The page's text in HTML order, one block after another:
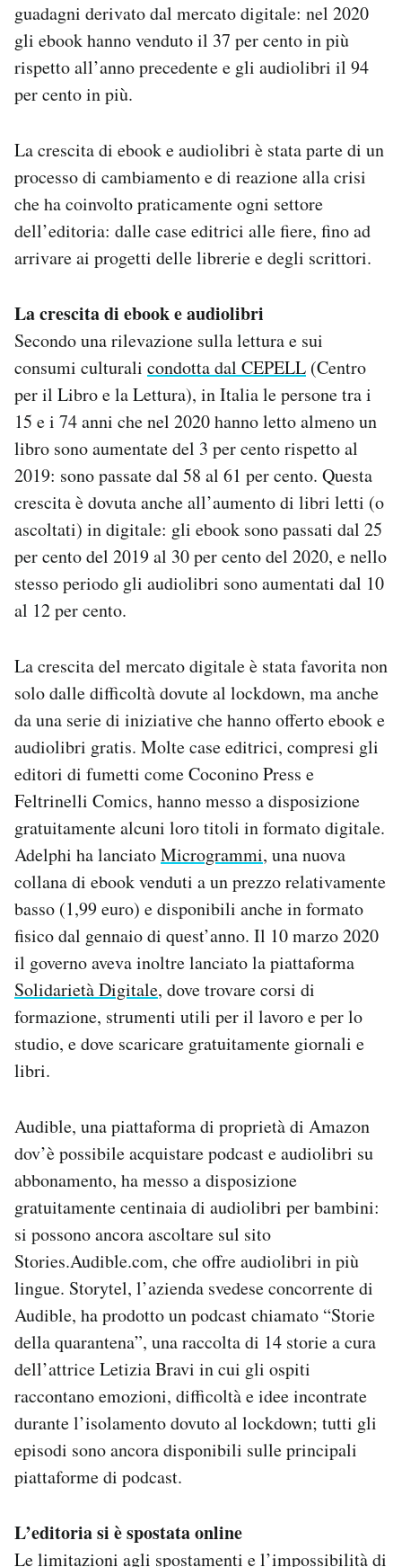
guadagni derivato dal mercato digitale: nel 2020
gli ebook hanno venduto il 37 per cento in più
rispetto all’anno precedente e gli audiolibri il 94
per cento in più.
La crescita di ebook e audiolibri è stata parte di un
processo di cambiamento e di reazione alla crisi
che ha coinvolto praticamente ogni settore
dell’editoria: dalle case editrici alle fiere, fino ad
arrivare ai progetti delle librerie e degli scrittori.
La crescita di ebook e audiolibri
Secondo una rilevazione sulla lettura e sui
consumi culturali condotta dal CEPELL (Centro
per il Libro e la Lettura), in Italia le persone tra i
15 e i 74 anni che nel 2020 hanno letto almeno un
libro sono aumentate del 3 per cento rispetto al
2019: sono passate dal 58 al 61 per cento. Questa
crescita è dovuta anche all’aumento di libri letti (o
ascoltati) in digitale: gli ebook sono passati dal 25
per cento del 2019 al 30 per cento del 2020, e nello
stesso periodo gli audiolibri sono aumentati dal 10
al 12 per cento.
La crescita del mercato digitale è stata favorita non
solo dalle difficoltà dovute al lockdown, ma anche
da una serie di iniziative che hanno offerto ebook e
audiolibri gratis. Molte case editrici, compresi gli
editori di fumetti come Coconino Press e
Feltrinelli Comics, hanno messo a disposizione
gratuitamente alcuni loro titoli in formato digitale.
Adelphi ha lanciatoMicrogrammi, una nuova
collana di ebook venduti a un prezzo relativamente
basso (1,99 euro) e disponibili anche in formato
fisico dal gennaio di quest’anno. Il 10 marzo 2020
il governo aveva inoltre lanciato la piattaforma
Solidarietà Digitale, dove trovare corsi di
formazione, strumenti utili per il lavoro e per lo
studio, e dove scaricare gratuitamente giornali e
libri.
Audible, una piattaforma di proprietà di Amazon
dov’è possibile acquistare podcast e audiolibri su
abbonamento, ha messo a disposizione
gratuitamente centinaia di audiolibri per bambini:
si possono ancora ascoltare sul sito
Stories.Audible.com, che offre audiolibri in più
lingue. Storytel, l’azienda svedese concorrente di
Audible, ha prodotto un podcast chiamato “Storie
della quarantena”, una raccolta di 14 storie a cura
dell’attrice Letizia Bravi in cui gli ospiti
raccontano emozioni, difficoltà e idee incontrate
durante l’isolamento dovuto al lockdown; tutti gli
episodi sono ancora disponibili sulle principali
piattaforme di podcast.
L’editoria si è spostata online
Le limitazioni agli spostamenti e l’impossibilità di